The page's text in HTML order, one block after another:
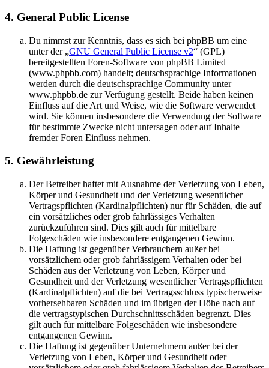
4. General Public License
Du nimmst zur Kenntnis, dass es sich bei phpBB um eine
unter der „GNU General Public License v2“ (GPL)
bereitgestellten Foren-Software von phpBB Limited
(www.phpbb.com) handelt; deutschsprachige Informationen
werden durch die deutschsprachige Community unter
www.phpbb.de zur Verfügung gestellt. Beide haben keinen
Einfluss auf die Art und Weise, wie die Software verwendet
wird. Sie können insbesondere die Verwendung der Software
für bestimmte Zwecke nicht untersagen oder auf Inhalte
fremder Foren Einfluss nehmen.
5. Gewährleistung
Der Betreiber haftet mit Ausnahme der Verletzung von Leben,
Körper und Gesundheit und der Verletzung wesentlicher
Vertragspflichten (Kardinalpflichten) nur für Schäden, die auf
ein vorsätzliches oder grob fahrlässiges Verhalten
zurückzuführen sind. Dies gilt auch für mittelbare
Folgeschäden wie insbesondere entgangenen Gewinn.
Die Haftung ist gegenüber Verbrauchern außer bei
vorsätzlichem oder grob fahrlässigem Verhalten oder bei
Schäden aus der Verletzung von Leben, Körper und
Gesundheit und der Verletzung wesentlicher Vertragspflichten
(Kardinalpflichten) auf die bei Vertragsschluss typischerweise
vorhersehbaren Schäden und im übrigen der Höhe nach auf
die vertragstypischen Durchschnittsschäden begrenzt. Dies
gilt auch für mittelbare Folgeschäden wie insbesondere
entgangenen Gewinn.
Die Haftung ist gegenüber Unternehmern außer bei der
Verletzung von Leben, Körper und Gesundheit oder